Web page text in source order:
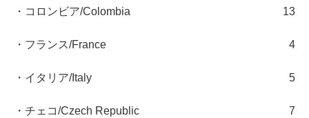
・コロンビア/Colombia 13
・フランス/France 4
・イタリア/Italy 5
・チェコ/Czech Republic 7